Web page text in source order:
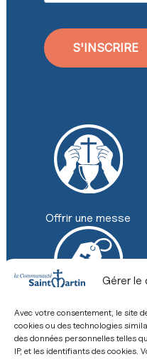
Gérer le
Avec votre consentement, le site
cookies ou des technologies
des données personnelles telles
IP, et les identifiants des cookies.
S'INSCRIRE
Offrir une messe
Boutique
+33 (0)